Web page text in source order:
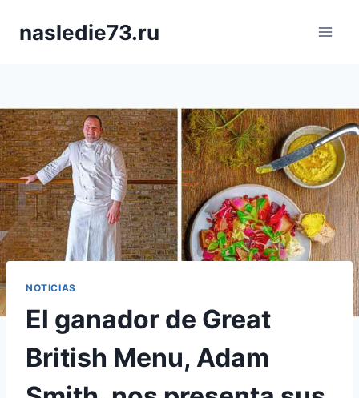
nasledie73.ru
NOTICIAS
El ganador de Great
British Menu, Adam